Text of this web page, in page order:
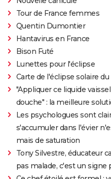
Tour de France femmes
Quentin Dumontier
Hantavirus en France
Bison Futé
Lunettes pour l'éclipse
Carte de l'éclipse solaire du
"Appliquer ce liquide
douche" : la meilleure
Les psychologues sont
s'accumuler dans l'évier
mais de saturation
Tony Silvestre, éducateur
pas malade, c'est un signe